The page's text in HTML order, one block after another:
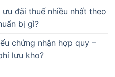
đãi thuế nhiều nhất theo
bị gì?
chứng nhận hợp quy –
lưu kho?